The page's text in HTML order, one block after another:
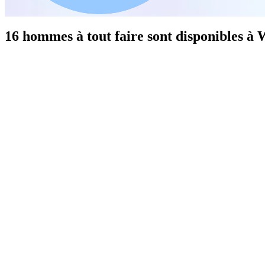
16 hommes à tout faire sont disponibles à